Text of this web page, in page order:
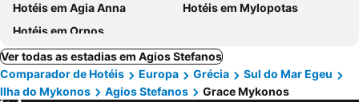
Hotéis em Agia Anna
Hotéis em Mylopotas
Hotéis em Ornos
Ver todas as estadias em Agios Stefanos
Comparador de Hotéis
Europa Grécia
Sul do Mar Egeu
Ilha do Mykonos
Agios Stefanos Grace Mykonos